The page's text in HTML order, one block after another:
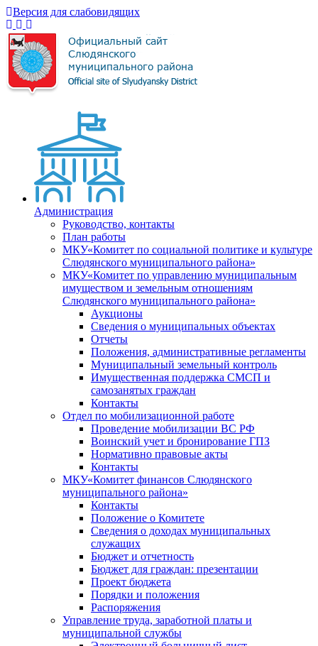
Версия для слабовидящих
Администрация
Руководство, контакты
План работы
МКУ«Комитет по социальной политике и культуре
Слюдянского муниципального района»
МКУ«Комитет по управлению муниципальным
имуществом и земельным отношениям
Слюдянского муниципального района»
Аукционы
Сведения о муниципальных объектах
Отчеты
Положения, административные регламенты
Муниципальный земельный контроль
Имущественная поддержка СМСП и
самозанятых граждан
Контакты
Отдел по мобилизационной работе
Проведение мобилизации ВС РФ
Воинский учет и бронирование ГПЗ
Нормативно правовые акты
Контакты
МКУ«Комитет финансов Слюдянского
муниципального района»
Контакты
Положение о Комитете
Сведения о доходах муниципальных
служащих
Бюджет и отчетность
Бюджет для граждан: презентации
Проект бюджета
Порядки и положения
Распоряжения
Управление труда, заработной платы и
муниципальной службы